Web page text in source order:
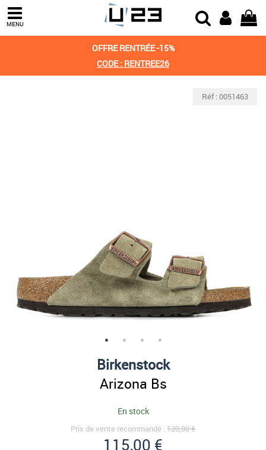
MENU
OFFRE RENTRÉE -15%
CODE : RENTREE26
Réf : 0051463
Birkenstock
Arizona Bs
En stock
Prix de vente recommandé : 120,00 €
115,00 €